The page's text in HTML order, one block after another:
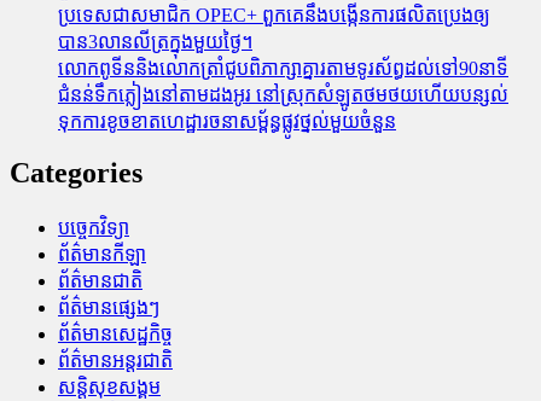
ប្រទេសជាសមាជិក OPEC+​ ពួកគេនឹងបង្កើនការផលិតប្រេងឲ្យ
បាន3លានលីត្រក្នុងមួយថ្ងៃ។
លោកពូទីននិងលោកត្រាំជូបពិភាក្សាគ្នារតាមទូរស័ព្ធដល់ទៅ90នាទី
ជំនន់​ទឹកភ្លៀង​នៅ​តាម​ដងអូរ​ នៅ​ស្រុក​សំឡូត​ថមថយ​ហើយ​បន្សល់​
ទុក​ការ​ខូចខាត​ហេដ្ឋារចនាសម្ព័ន្ធ​ផ្លូវថ្នល់​មួយ​ចំនួន
Categories
បច្ចេកវិទ្យា
ព័ត៌មានកីឡា
ព័ត៌មានជាតិ
ព័ត៌មានផ្សេងៗ
ព័ត៌មានសេដ្ឋកិច្ច
ព័ត៌មានអន្តរជាតិ
សន្តិសុខសង្គម